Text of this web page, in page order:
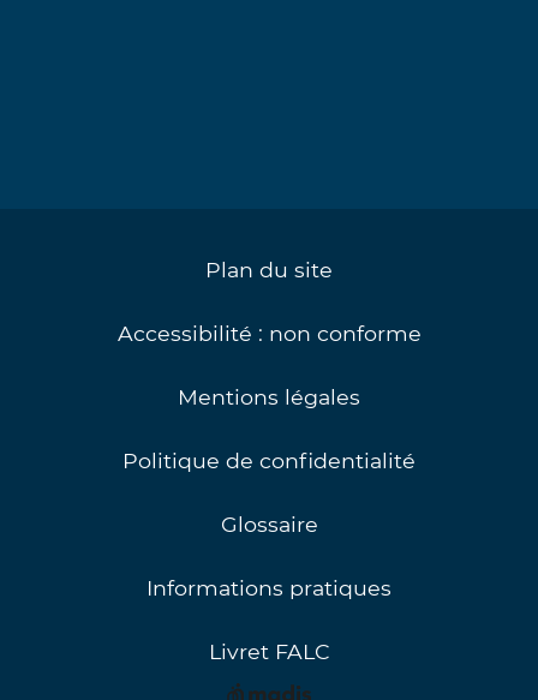
Plan du site
Accessibilité : non conforme
Mentions légales
Politique de confidentialité
Glossaire
Informations pratiques
Livret FALC